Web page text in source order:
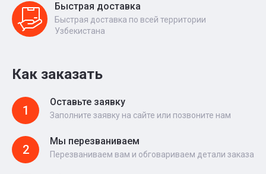
Быстрая доставка
Быстрая доставка по всей территории
Узбекистана
Как заказать
1
Оставьте заявку
Заполните заявку на сайте или позвоните нам
2
Мы перезваниваем
Перезваниваем вам и обговариваем детали заказа